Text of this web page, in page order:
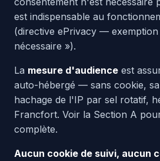
est indispensable au
(directive ePrivacy —
nécessaire »).
La mesure d'audience est
auto-hébergé — sans cookie,
hachage de l'IP par sel rotatif,
Francfort. Voir la Section A
complète.
Aucun cookie de suivi, aucun